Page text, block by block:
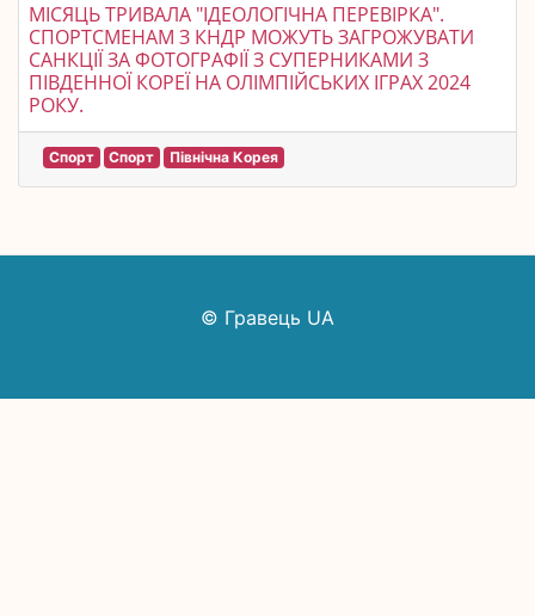
МІСЯЦЬ ТРИВАЛА "ІДЕОЛОГІЧНА ПЕРЕВІРКА".
СПОРТСМЕНАМ З КНДР МОЖУТЬ ЗАГРОЖУВАТИ
САНКЦІЇ ЗА ФОТОГРАФІЇ З СУПЕРНИКАМИ З
ПІВДЕННОЇ КОРЕЇ НА ОЛІМПІЙСЬКИХ ІГРАХ 2024
РОКУ.
Спорт Спорт Північна Корея
© Гравець UA